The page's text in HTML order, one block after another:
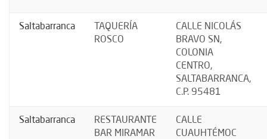
Saltabarranca
TAQUERÍA
ROSCO
CALLE NICOLÁS
BRAVO SN,
COLONIA
CENTRO,
SALTABARRANCA,
C.P. 95481
Saltabarranca
RESTAURANTE
BAR MIRAMAR
CALLE
CUAUHTÉMOC